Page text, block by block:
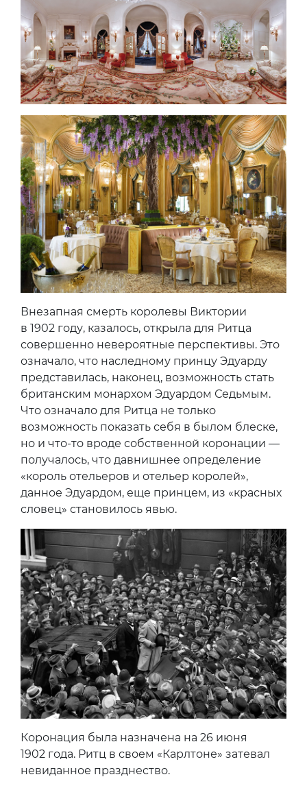
Внезапная смерть королевы Виктории
в 1902 году, казалось, открыла для Ритца
совершенно невероятные перспективы. Это
означало, что наследному принцу Эдуарду
представилась, наконец, возможность стать
британским монархом Эдуардом Седьмым.
Что означало для Ритца не только
возможность показать себя в былом блеске,
но и что-то вроде собственной коронации —
получалось, что давнишнее определение
«король отельеров и отельер королей»,
данное Эдуардом, еще принцем, из «красных
словец» становилось явью.
Коронация была назначена на 26 июня
1902 года. Ритц в своем «Карлтоне» затевал
невиданное празднество.